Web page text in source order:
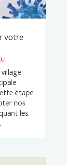
votre
étape
nos
les